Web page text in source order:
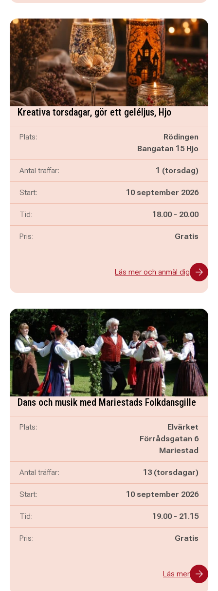
Kreativa torsdagar, gör ett geléljus, Hjo
Plats:
Rödingen
Bangatan 15 Hjo
Antal träffar: 1 (torsdag)
Start: 10 september 2026
Tid: Pågår mellan
18.00 - och
20.00
Pris: Gratis
Läs mer och anmäl dig
Dans och musik med Mariestads Folkdansgille
Plats:
Elvärket
Förrådsgatan 6
Mariestad
Antal träffar: 13 (torsdagar)
Start: 10 september 2026
Tid: Pågår mellan
19.00 - och
21.15
Pris: Gratis
Läs mer